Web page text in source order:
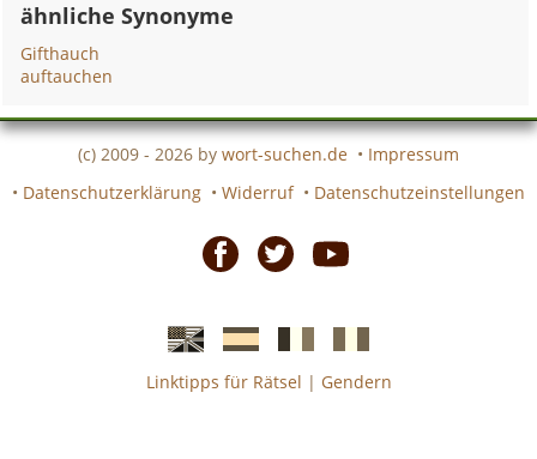
ähnliche Synonyme
Gifthauch
auftauchen
(c) 2009 - 2026 by wort-suchen.de • Impressum
• Datenschutzerklärung • Widerruf • Datenschutzeinstellungen
EnglischeSpanischefranzösicheitalienische
Linktipps für Rätsel | Gendern